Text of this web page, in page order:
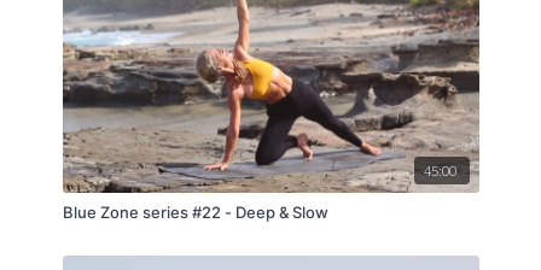
Die Praxis ist eine Einladung, dein Herz zu öffnen, deine
Grenzen auszuloten und die Energie der Kundalini zu
geniessen. Sei bereit, dich dieser Erfahrung zu öffnen
und diese Dimension von Lebendigkeit.
45:00
Blue Zone series #22 - Deep & Slow